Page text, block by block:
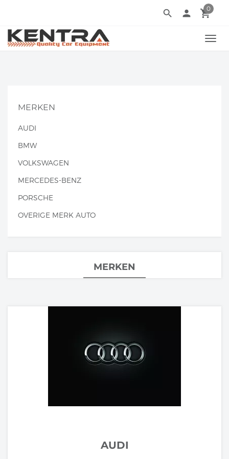
local_grocery_store
0
search person
MERKEN
AUDI
BMW
VOLKSWAGEN
MERCEDES-BENZ
PORSCHE
OVERIGE MERK AUTO
MERKEN
AUDI